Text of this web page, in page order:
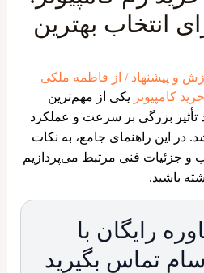
انتخاب بهترین
و پیشنهاد / از فاطمه ملکی
خرید کامپیوتر یکی از مهم‌ترین
تأثیر بزرگی بر سرعت و عملکرد
در این راهنمای جامع، به نکات
و جزئیات فنی مرتبط می‌پردازیم
باشید.
رایگان با
تماس بگیرید